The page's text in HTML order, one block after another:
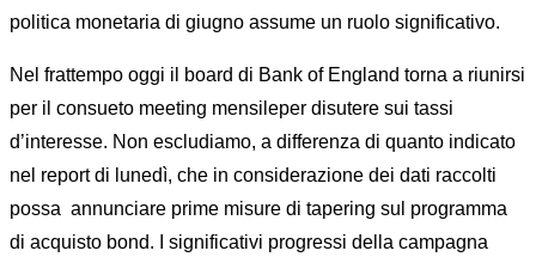
politica monetaria di giugno assume un ruolo significativo.
Nel frattempo oggi il board di Bank of England torna a riunirsi
per il consueto meeting mensileper disutere sui tassi
d’interesse. Non escludiamo, a differenza di quanto indicato
nel report di lunedì, che in considerazione dei dati raccolti
possa annunciare prime misure di tapering sul programma
di acquisto bond. I significativi progressi della campagna